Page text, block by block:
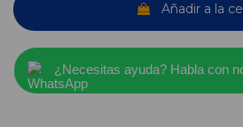
Añadir a la
¿Necesitas ayuda? Habla con